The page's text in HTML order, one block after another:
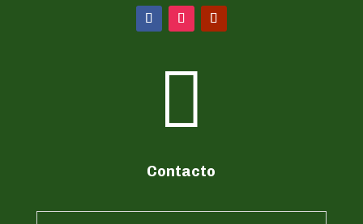

Contacto